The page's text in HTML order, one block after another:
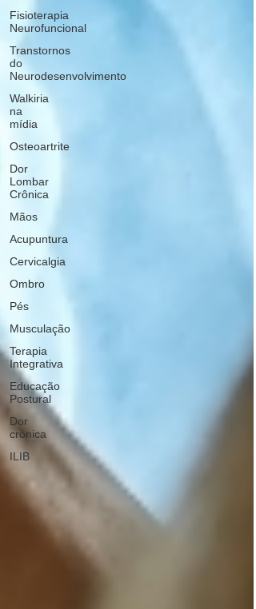
Fisioterapia
Neurofuncional
Transtornos
do
Neurodesenvolvimento
Walkiria
na
mídia
Osteoartrite
Dor
Lombar
Crônica
Mãos
Acupuntura
Cervicalgia
Ombro
Pés
Musculação
Terapia
Integrativa
Educação
Postural
Dor
crônica
ILIB